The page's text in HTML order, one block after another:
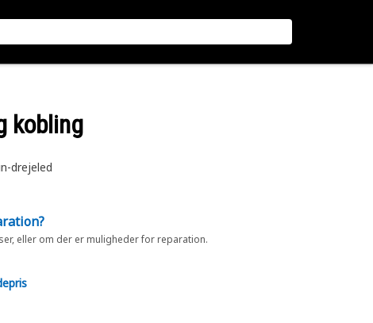
kobling
drejeled
eller om der er muligheder for reparation.